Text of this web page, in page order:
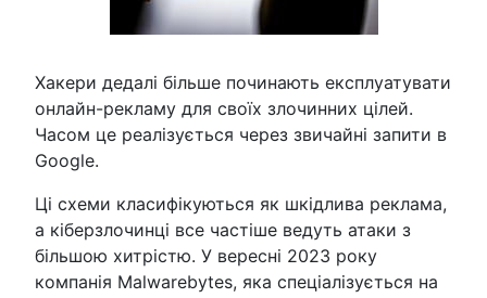
Хакери дедалі більше починають експлуатувати
онлайн-рекламу для своїх злочинних цілей.
Часом це реалізується через звичайні запити в
Google.
Ці схеми класифікуються як шкідлива реклама,
а кіберзлочинці все частіше ведуть атаки з
більшою хитрістю. У вересні 2023 року
компанія Malwarebytes, яка спеціалізується на